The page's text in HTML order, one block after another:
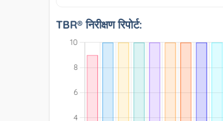
TBR® निरीक्षण रिपोर्ट: